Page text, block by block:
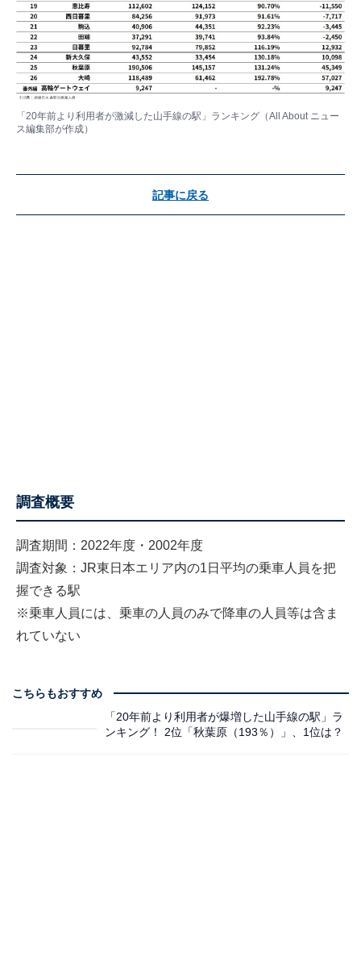
「20年前より利用者が激減した山手線の駅」ランキング（All About ニュー
ス編集部が作成）
記事に戻る
調査概要
調査期間：2022年度・2002年度
調査対象：JR東日本エリア内の1日平均の乗車人員を把
握できる駅
※乗車人員には、乗車の人員のみで降車の人員等は含ま
れていない
こちらもおすすめ
「20年前より利用者が爆増した山手線の駅」ラ
ンキング！ 2位「秋葉原（193％）」、1位は？